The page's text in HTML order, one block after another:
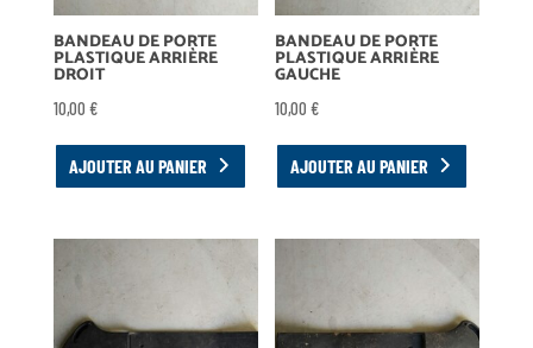
BANDEAU DE PORTE
PLASTIQUE ARRIÈRE
DROIT
10,00 €
AJOUTER AU PANIER
BANDEAU DE PORTE
PLASTIQUE ARRIÈRE
GAUCHE
10,00€
AJOUTER AU PANIER